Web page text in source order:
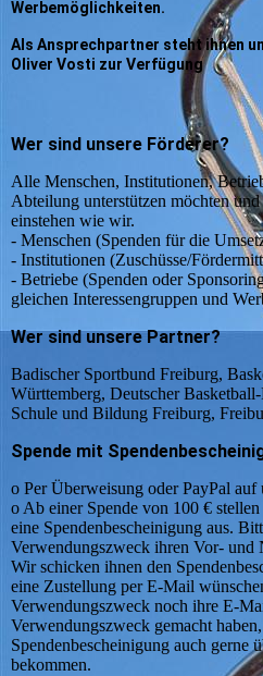
Werbemöglichkeiten.
Als Ansprechpartner steht ihnen
Oliver Vosti zur Verfügung
Wer sind unsere Förderer?
Alle Menschen, Institutionen,
Abteilung unterstützen möchten
einstehen wie wir.
- Menschen (Spenden für die
- Institutionen (Zuschüsse/
- Betriebe (Spenden oder
gleichen Interessengruppen und
Wer sind unsere Partner?
Badischer Sportbund Freiburg,
Württemberg, Deutscher
Schule und Bildung Freiburg,
Spende mit
o Per Überweisung oder PayPal
o Ab einer Spende von 100 €
eine Spendenbescheinigung aus.
Verwendungszweck ihren Vor- und
Wir schicken ihnen den
eine Zustellung per E-Mail
Verwendungszweck noch ihre E-
Verwendungszweck gemacht
Spendenbescheinigung auch gerne
bekommen.